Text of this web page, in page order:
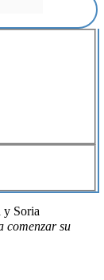
comenzar su